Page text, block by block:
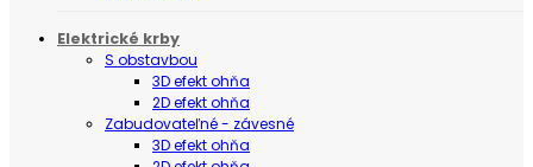
Elektrické krby
S obstavbou
3D efekt ohňa
2D efekt ohňa
Zabudovateľné - závesné
3D efekt ohňa